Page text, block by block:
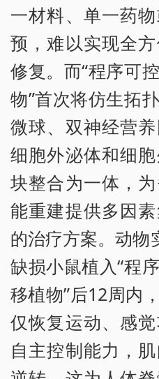
一材料、单一药
预，难以实现全
修复。而“程序可
物”首次将仿生拓
微球、双神经营
细胞外泌体和细
块整合为一体，
能重建提供多因
的治疗方案。动物
缺损小鼠植入“程
移植物”后12周内
仅恢复运动、感
自主控制能力，